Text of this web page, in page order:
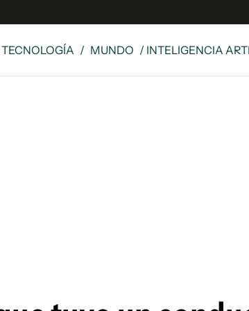
/ MUNDO / INTELIGENCIA